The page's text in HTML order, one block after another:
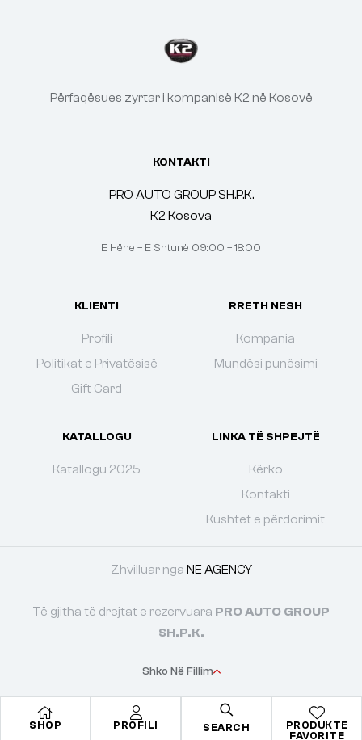
SHOP PROFILI SEARCH
PRODUKTE
FAVORITE
KONTAKTI
PRO AUTO GROUP SH.P.K.
K2 Kosova
E Hëne – E Shtunë 09:00 – 18:00
KLIENTI
Profili
Politikat e Privatësisë
Gift Card
RRETH NESH
Kompania
Mundësi punësimi
KATALLOGU
Katallogu 2025
LINKA TË SHPEJTË
Kërko
Kontakti
Kushtet e përdorimit
Përfaqësues zyrtar i kompanisë K2 në Kosovë
Zhvilluar nga NE AGENCY
Shko Në Fillim
Të gjitha të drejtat e rezervuara PRO AUTO GROUP
SH.P.K.